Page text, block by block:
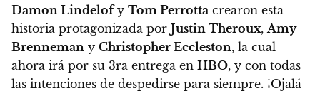
Damon Lindelofy Tom Perrotta crearon esta
historia protagonizada por Justin Theroux,Amy
Brenneman y Christopher Eccleston, la cual
ahora irá por su 3ra entrega en HBO, y con todas
las intenciones de despedirse para siempre. ¡Ojalá